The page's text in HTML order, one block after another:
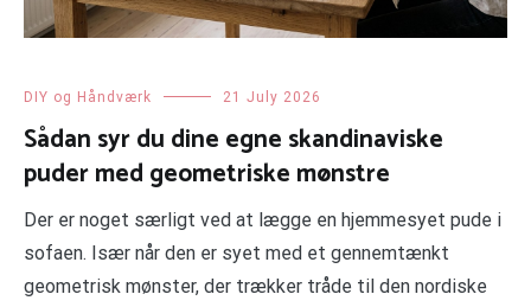
DIY og Håndværk 21 July 2026
Sådan syr du dine egne skandinaviske
puder med geometriske mønstre
Der er noget særligt ved at lægge en hjemmesyet pude i
sofaen. Især når den er syet med et gennemtænkt
geometrisk mønster, der trækker tråde til den nordiske